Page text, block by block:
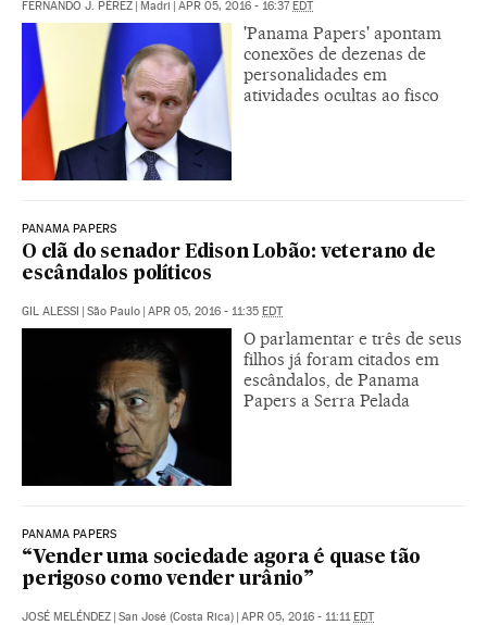
FERNANDO J. PÉREZ | Madri | APR 05, 2016 - 16:37EDT
'Panama Papers' apontam
conexões de dezenas de
personalidades em
atividades ocultas ao fisco
PANAMA PAPERS
O clã do senador Edison Lobão: veterano de
escândalos políticos
GIL ALESSI | São Paulo | APR 05, 2016 - 11:35 EDT
O parlamentar e três de seus
filhos já foram citados em
escândalos, de Panama
Papers a Serra Pelada
PANAMA PAPERS
“Vender uma sociedade agora é quase tão
perigoso como vender urânio”
JOSÉ MELÉNDEZ | San José (Costa Rica) | APR 05, 2016 - 11:11EDT